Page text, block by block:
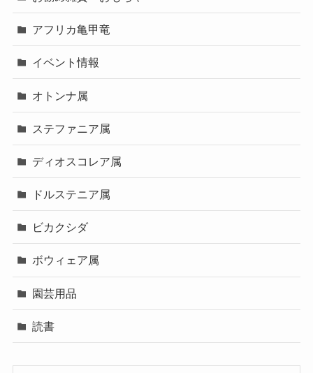
アフリカ亀甲竜
イベント情報
オトンナ属
ステファニア属
ディオスコレア属
ドルステニア属
ビカクシダ
ボウィェア属
園芸用品
読書